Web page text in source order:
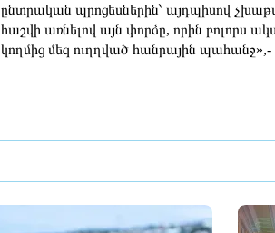
ընտրական պրոցեսներին՝ այդպիսով
հաշվի առնելով այն փորձը, որին բոլորս
կողմից մեզ ուղղված հանրային պահանջ»,-